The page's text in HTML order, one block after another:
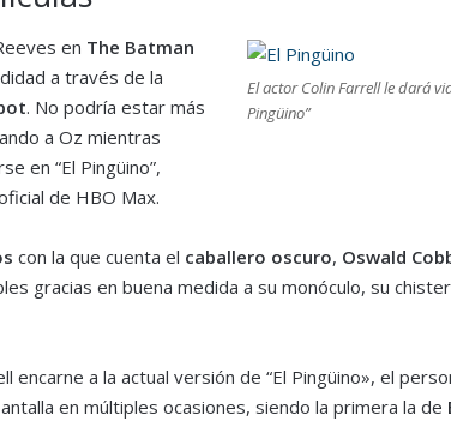
El actor Colin Farrell le dará
Pingüino”
en The Batman
a través de la
. No podría estar más
a Oz mientras
en “El Pingüino”,
de HBO Max.
con la que cuenta el caballero oscuro, Oswald
gracias en buena medida a su monóculo, su
encarne a la actual versión de “El Pingüino», el
en múltiples ocasiones, siendo la primera la de